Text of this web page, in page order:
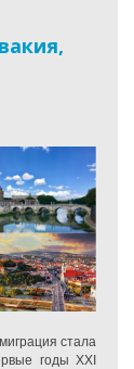
стала
годы XXI